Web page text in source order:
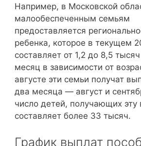
Например, в Московской
малообеспеченным семьям
предоставляется
ребенка, которое в текущем
составляет от 1,2 до 8,5
месяц в зависимости от
августе эти семьи получат
два месяца — август и
число детей, получающих эту
составляет более 33 тысяч.
График выплат